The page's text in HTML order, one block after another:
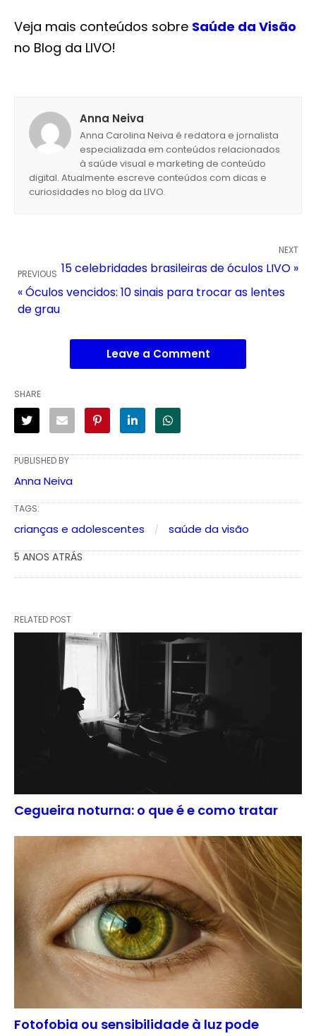
Veja mais conteúdos sobre Saúde da Visão
no Blog da LIVO!
Anna Neiva
Anna Carolina Neiva é redatora e jornalista
especializada em conteúdos relacionados
à saúde visual e marketing de conteúdo
digital. Atualmente escreve conteúdos com dicas e
curiosidades no blog da LIVO.
NEXT
15 celebridades brasileiras de óculos LIVO »
PREVIOUS
« Óculos vencidos: 10 sinais para trocar as lentes
de grau
Leave a Comment
SHARE
PUBLISHED BY
Anna Neiva
TAGS:
crianças e adolescentes saúde da visão
5 ANOS ATRÁS
RELATED POST
Cegueira noturna: o que é e como tratar
Fotofobia ou sensibilidade à luz pode